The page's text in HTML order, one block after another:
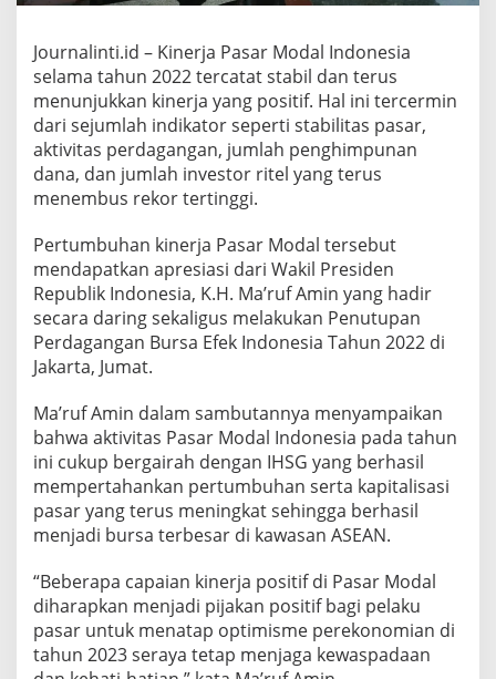
Journalinti.id – Kinerja Pasar Modal Indonesia
selama tahun 2022 tercatat stabil dan terus
menunjukkan kinerja yang positif. Hal ini tercermin
dari sejumlah indikator seperti stabilitas pasar,
aktivitas perdagangan, jumlah penghimpunan
dana, dan jumlah investor ritel yang terus
menembus rekor tertinggi.
Pertumbuhan kinerja Pasar Modal tersebut
mendapatkan apresiasi dari Wakil Presiden
Republik Indonesia, K.H. Ma’ruf Amin yang hadir
secara daring sekaligus melakukan Penutupan
Perdagangan Bursa Efek Indonesia Tahun 2022 di
Jakarta, Jumat.
Ma’ruf Amin dalam sambutannya menyampaikan
bahwa aktivitas Pasar Modal Indonesia pada tahun
ini cukup bergairah dengan IHSG yang berhasil
mempertahankan pertumbuhan serta kapitalisasi
pasar yang terus meningkat sehingga berhasil
menjadi bursa terbesar di kawasan ASEAN.
“Beberapa capaian kinerja positif di Pasar Modal
diharapkan menjadi pijakan positif bagi pelaku
pasar untuk menatap optimisme perekonomian di
tahun 2023 seraya tetap menjaga kewaspadaan